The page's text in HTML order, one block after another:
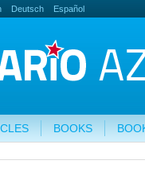
Deutsch Español
BOOKS